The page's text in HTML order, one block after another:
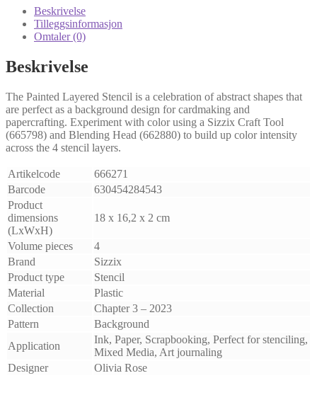
Beskrivelse
Tilleggsinformasjon
Omtaler (0)
Beskrivelse
The Painted Layered Stencil is a celebration of abstract shapes that
are perfect as a background design for cardmaking and
papercrafting. Experiment with color using a Sizzix Craft Tool
(665798) and Blending Head (662880) to build up color intensity
across the 4 stencil layers.
Artikelcode
666271
Barcode
630454284543
Product
dimensions
(LxWxH)
18 x 16,2 x 2 cm
Volume pieces
4
Brand
Sizzix
Product type
Stencil
Material
Plastic
Collection
Chapter 3 – 2023
Pattern
Background
Application
Ink, Paper, Scrapbooking, Perfect for stenciling,
Mixed Media, Art journaling
Designer
Olivia Rose